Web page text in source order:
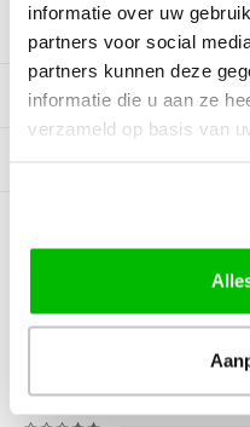
informatie over uw
partners voor social
partners kunnen deze
informatie die u aan ze
verzameld op basis van
Productomschrijving
Specificaties
0